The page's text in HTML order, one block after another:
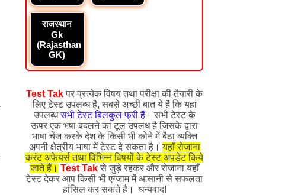
राजस्थान
Gk
(Rajasthan
GK)
Test Takपर प्रत्येक विषय तथा परीक्षा की तैयारी के
लिए टेस्ट उपलब्ध है, सबसे अच्छी बात ये है कि यहां
उपलब्धसभी टेस्ट बिलकुल फ्री हैं। सभी टेस्ट के
ऊपर एक भषा बदलने का टूल उपलध है जिसके द्वारा
भाषा चेंज करके देश के किसी भी कोने में बैठा व्यक्ति
अपनी क्षेत्रीय भाषा में टेस्ट दे सकता है।यहाँ रोजाना
करंट अफेयर्स तथा विभिन्न विषयों के टेस्ट अपडेट किये
जाते हैं। Test Takसे जुड़े रहकर और रोजाना यहाँ
टेस्ट देकर आप किसी भी एग्जाम में आसानी से सफलता
हांसिल कर सकते है। धन्यवाद!